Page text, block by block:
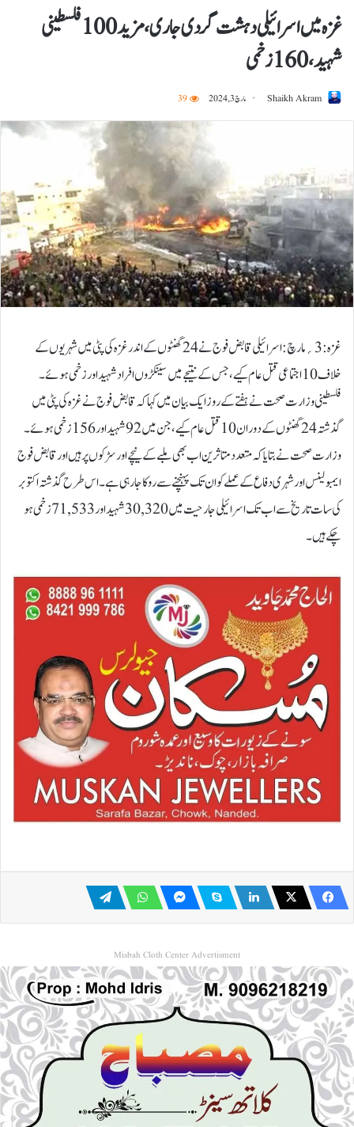
غزہ میں اسرائیلی دہشت گردی جاری، مزید100 فلسطینی
شہید،160 زخمی
Shaikh Akram مارچ 3, 2024 39
غزہ:3؍مارچ:اسرائیلی قابض فوج نے 24 گھنٹوں کے اندر غزہ کی پٹی میں شہریوں کے
خلاف 10 اجتماعی قتل عام کیے، جس کے نتیجے میں سینکڑوں افراد شہید اور زخمی ہوئے۔
فلسطینی وزارت صحت نے ہفتے کے روز ایک بیان میں کہا کہ قابض فوج نے غزہ کی پٹی میں
گذشتہ 24 گھنٹوں کے دوران 10 قتل عام کیے، جن میں 92 شہید اور 156 زخمی ہوئے۔
وزارت صحت نے بتایا کہ متعدد متاثرین اب بھی ملبے کے نیچے اور سڑکوں پر ہیں اور قابض فوج
ایمبولینس اور شہری دفاع کے عملے کو ان تک پہنچنے سے روکا جا رہی ہے۔اس طرح گذشتہ اکتوبر
کی سات تاریخ سے اب تک اسرائیلی جارحیت میں 30,320 شہید اور 71,533 زخمی ہو
چکے ہیں۔
Misbah Cloth Center Advertisment